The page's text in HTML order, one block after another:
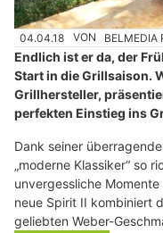
04.04.18 VON BELMEDIA
Endlich ist er da, der
Start in die Grillsaison.
Grillhersteller,
perfekten Einstieg ins
Dank seiner
„moderne Klassiker“ so
unvergessliche
neue Spirit II kombiniert
geliebten Weber-